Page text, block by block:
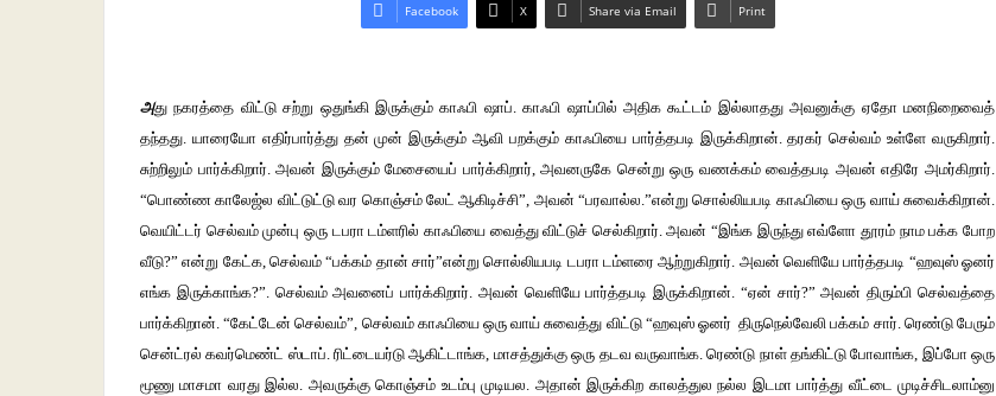
Facebook X Share via Email Print
அது நகரத்தை விட்டு சற்று ஒதுங்கி இருக்கும் காஃபி ஷாப். காஃபி ஷாப்பில் அதிக கூட்டம் இல்லாதது அவனுக்கு ஏதோ மனநிறைவைத்
தந்தது. யாரையோ எதிர்பார்த்து தன் முன் இருக்கும் ஆவி பறக்கும் காஃபியை பார்த்தபடி இருக்கிறான். தரகர் செல்வம் உள்ளே வருகிறார்.
சுற்றிலும் பார்க்கிறார். அவன் இருக்கும் மேசையைப் பார்க்கிறார், அவனருகே சென்று ஒரு வணக்கம் வைத்தபடி அவன் எதிரே அமர்கிறார்.
“பொண்ண காலேஜ்ல விட்டுட்டு வர கொஞ்சம் லேட் ஆகிடிச்சி”, அவன் “பரவால்ல.”என்று சொல்லியபடி காஃபியை ஒரு வாய் சுவைக்கிறான்.
வெயிட்டர் செல்வம் முன்பு ஒரு டபரா டம்ளரில் காஃபியை வைத்து விட்டுச் செல்கிறார். அவன் “இங்க இருந்து எவ்ளோ தூரம் நாம பக்க போற
வீடு?” என்று கேட்க, செல்வம் “பக்கம் தான் சார்”என்று சொல்லியபடி டபரா டம்ளரை ஆற்றுகிறார். அவன் வெளியே பார்த்தபடி “ஹவுஸ் ஓனர்
எங்க இருக்காங்க?”. செல்வம் அவனைப் பார்க்கிறார். அவன் வெளியே பார்த்தபடி இருக்கிறான். “ஏன் சார்?” அவன் திரும்பி செல்வத்தை
பார்க்கிறான். “கேட்டேன் செல்வம்”, செல்வம் காஃபியை ஒரு வாய் சுவைத்து விட்டு “ஹவுஸ் ஓனர் திருநெல்வேலி பக்கம் சார். ரெண்டு பேரும்
சென்ட்ரல் கவர்மெண்ட் ஸ்டாப். ரிட்டையர்டு ஆகிட்டாங்க, மாசத்துக்கு ஒரு தடவ வருவாங்க. ரெண்டு நாள் தங்கிட்டு போவாங்க, இப்போ ஒரு
மூணு மாசமா வரது இல்ல. அவருக்கு கொஞ்சம் உடம்பு முடியல. அதான் இருக்கிற காலத்துல நல்ல இடமா பார்த்து வீட்டை முடிச்சிடலாம்னு